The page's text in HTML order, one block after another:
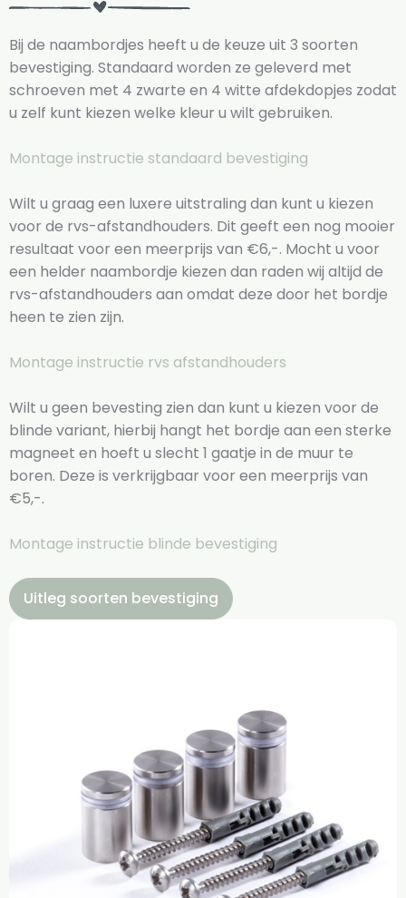
Bij de naambordjes heeft u de keuze uit 3 soorten
bevestiging. Standaard worden ze geleverd met
schroeven met 4 zwarte en 4 witte afdekdopjes zodat
u zelf kunt kiezen welke kleur u wilt gebruiken.
Montage instructie standaard bevestiging
Wilt u graag een luxere uitstraling dan kunt u kiezen
voor de rvs-afstandhouders. Dit geeft een nog mooier
resultaat voor een meerprijs van €6,-. Mocht u voor
een helder naambordje kiezen dan raden wij altijd de
rvs-afstandhouders aan omdat deze door het bordje
heen te zien zijn.
Montage instructie rvs afstandhouders
Wilt u geen bevesting zien dan kunt u kiezen voor de
blinde variant, hierbij hangt het bordje aan een sterke
magneet en hoeft u slecht 1 gaatje in de muur te
boren. Deze is verkrijgbaar voor een meerprijs van
€5,-.
Montage instructie blinde bevestiging
Uitleg soorten bevestiging